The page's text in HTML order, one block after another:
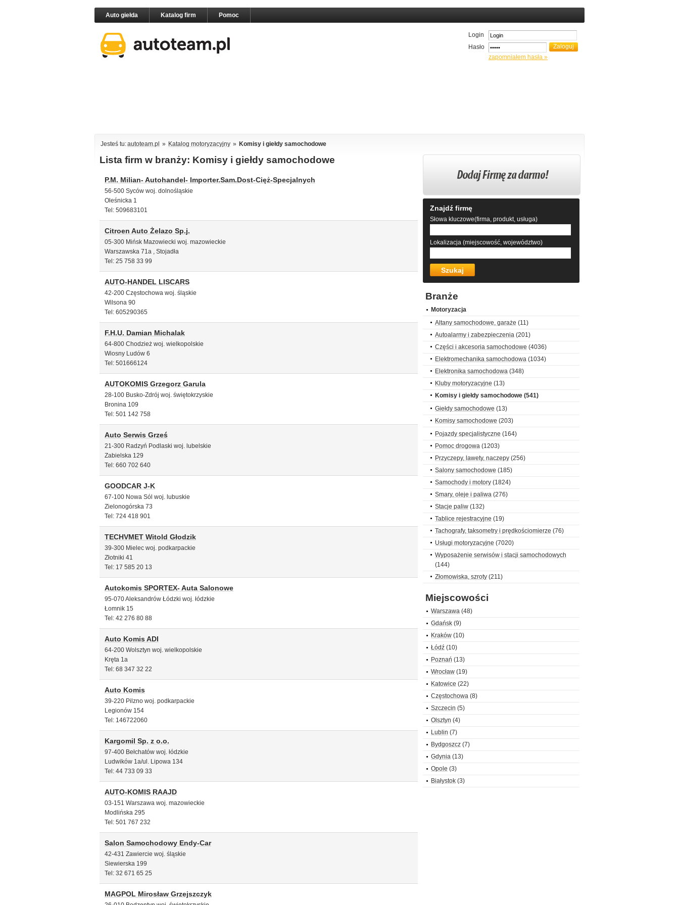
Auto giełda Katalog firm Pomoc
Login
Hasło
zapomniałem hasła »
Jesteś tu:autoteam.pl » Katalog motoryzacyjny » Komisy i giełdy samochodowe
Lista firm w branży: Komisy i giełdy samochodowe
P.M. Milian- Autohandel- Importer.Sam.Dost-Cięż-Specjalnych
56-500 Syców woj. dolnośląskie
Oleśnicka 1
Tel: 509683101
Citroen Auto Żelazo Sp.j.
05-300 Mińsk Mazowiecki woj. mazowieckie
Warszawska 71a , Stojadła
Tel: 25 758 33 99
AUTO-HANDEL LISCARS
42-200 Częstochowa woj. śląskie
Wilsona 90
Tel: 605290365
F.H.U. Damian Michalak
64-800 Chodzież woj. wielkopolskie
Wiosny Ludów 6
Tel: 501666124
AUTOKOMIS Grzegorz Garula
28-100 Busko-Zdrój woj. świętokrzyskie
Bronina 109
Tel: 501 142 758
Auto Serwis Grześ
21-300 Radzyń Podlaski woj. lubelskie
Zabielska 129
Tel: 660 702 640
GOODCAR J-K
67-100 Nowa Sól woj. lubuskie
Zielonogórska 73
Tel: 724 418 901
TECHVMET Witold Głodzik
39-300 Mielec woj. podkarpackie
Złotniki 41
Tel: 17 585 20 13
Autokomis SPORTEX- Auta Salonowe
95-070 Aleksandrów Łódzki woj. łódzkie
Łomnik 15
Tel: 42 276 80 88
Auto Komis ADI
64-200 Wolsztyn woj. wielkopolskie
Kręta 1a
Tel: 68 347 32 22
Auto Komis
39-220 Pilzno woj. podkarpackie
Legionów 154
Tel: 146722060
Kargomil Sp. z o.o.
97-400 Bełchatów woj. łódzkie
Ludwików 1a/ul. Lipowa 134
Tel: 44 733 09 33
AUTO-KOMIS RAAJD
03-151 Warszawa woj. mazowieckie
Modlińska 295
Tel: 501 767 232
Salon Samochodowy Endy-Car
42-431 Zawiercie woj. śląskie
Siewierska 199
Tel: 32 671 65 25
MAGPOL Mirosław Grzejszczyk
Znajdź firmę
Słowa kluczowe(firma, produkt, usługa)
Lokalizacja (miejscowość, województwo)
Branże
Motoryzacja
Altany samochodowe, garaże (11)
Autoalarmy i zabezpieczenia (201)
Części i akcesoria samochodowe (4036)
Elektromechanika samochodowa (1034)
Elektronika samochodowa (348)
Kluby motoryzacyjne (13)
Komisy i giełdy samochodowe (541)
Giełdy samochodowe (13)
Komisy samochodowe (203)
Pojazdy specjalistyczne (164)
Pomoc drogowa (1203)
Przyczepy, lawety, naczepy (256)
Salony samochodowe (185)
Samochody i motory (1824)
Smary, oleje i paliwa (276)
Stacje paliw (132)
Tablice rejestracyjne (19)
Tachografy, taksometry i prędkościomierze (76)
Usługi motoryzacyjne (7020)
Wyposażenie serwisów i stacji samochodowych
(144)
Złomowiska, szroty (211)
Miejscowości
Warszawa (48)
Gdańsk (9)
Kraków (10)
Łódź (10)
Poznań (13)
Wrocław (19)
Katowice (22)
Częstochowa (8)
Szczecin (5)
Olsztyn (4)
Lublin (7)
Bydgoszcz (7)
Gdynia (13)
Opole (3)
Białystok (3)